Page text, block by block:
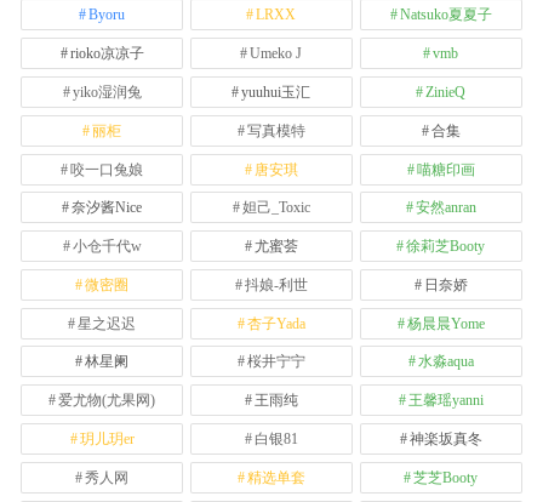
Byoru LRXX Natsuko夏夏子
rioko凉凉子 Umeko J vmb
yiko湿润兔 yuuhui玉汇 ZinieQ
丽柜 写真模特 合集
咬一口兔娘 唐安琪 喵糖印画
奈汐酱Nice 妲己_Toxic 安然anran
小仓千代w 尤蜜荟 徐莉芝Booty
微密圈 抖娘-利世 日奈娇
星之迟迟 杏子Yada 杨晨晨Yome
林星阑 桜井宁宁 水淼aqua
爱尤物(尤果网) 王雨纯 王馨瑶yanni
玥儿玥er 白银81 神楽坂真冬
秀人网 精选单套 芝芝Booty